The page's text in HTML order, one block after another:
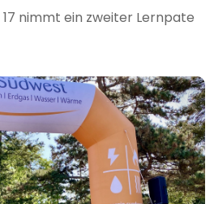
nimmt ein zweiter Lernpate